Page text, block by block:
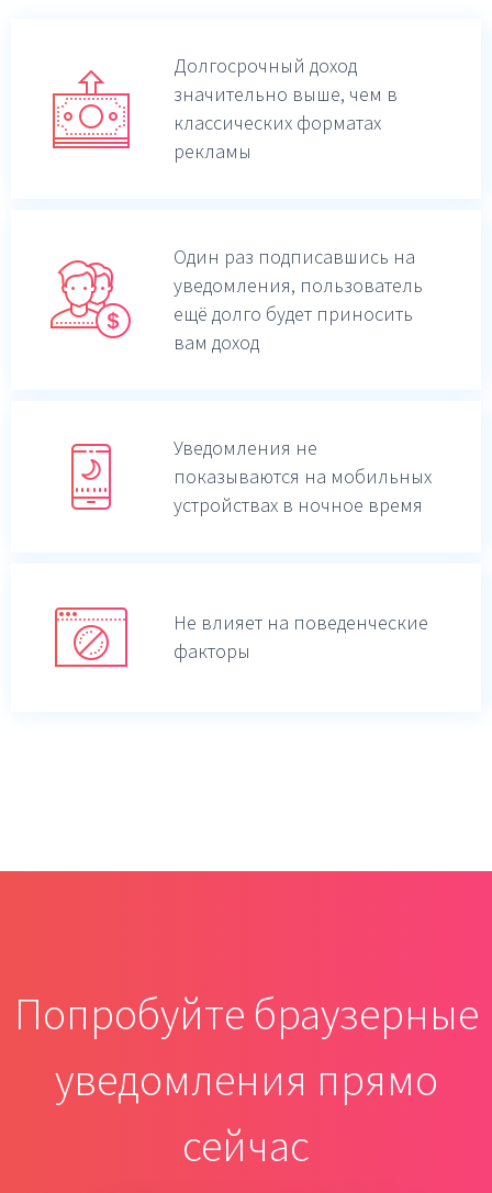
Долгосрочный доход
значительно выше, чем в
классических форматах
рекламы
Один раз подписавшись на
уведомления, пользователь
ещё долго будет приносить
вам доход
Уведомления не
показываются на мобильных
устройствах в ночное время
Не влияет на поведенческие
факторы
Попробуйте браузерные
уведомления прямо
сейчас